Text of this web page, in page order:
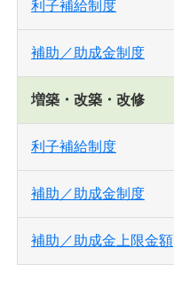
利子補給制度
補助／助成金制度
増築・改築・改修
利子補給制度
補助／助成金制度
補助／助成金上限金額